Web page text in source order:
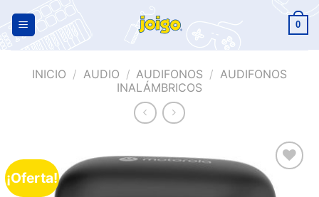
0
INICIO / AUDIO / AUDIFONOS / AUDIFONOS
INALÁMBRICOS
¡Oferta!
Añadir